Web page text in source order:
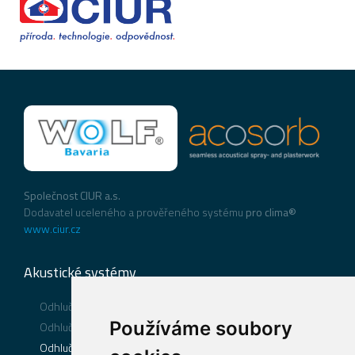
Používáme soubory
Společnost CIUR a.s.
Dodavatel uceleného a prověřeného systému pro clima®
www.ciur.cz
Akustické systémy
Odhlučnění podlahy
Odhlučnění stěny
Odhlučnění stropu